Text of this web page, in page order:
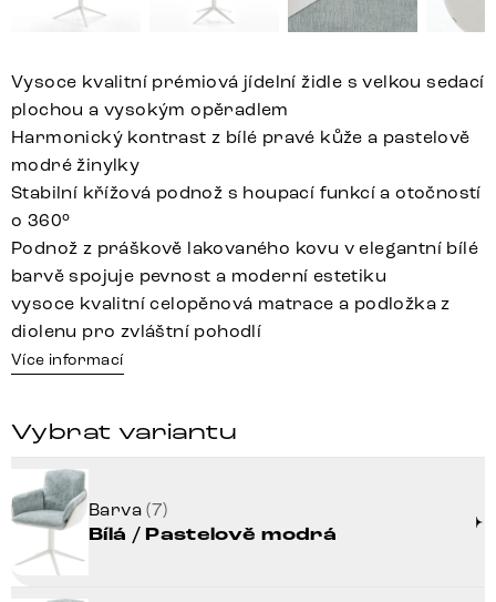
Vysoce kvalitní prémiová jídelní židle s velkou sedací
plochou a vysokým opěradlem
Harmonický kontrast z bílé pravé kůže a pastelově
modré žinylky
Stabilní křížová podnož s houpací funkcí a otočností
o 360°
Podnož z práškově lakovaného kovu v elegantní bílé
barvě spojuje pevnost a moderní estetiku
vysoce kvalitní celopěnová matrace a podložka z
diolenu pro zvláštní pohodlí
Více informací
Vybrat variantu
Barva(7)
Bílá / Pastelově modrá